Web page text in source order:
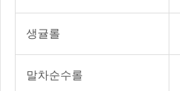
생귤롤
말차순수롤